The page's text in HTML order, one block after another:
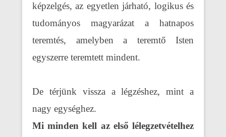
képzelgés, az egyetlen járható, logikus és
tudományos magyarázat a hatnapos
teremtés, amelyben a teremtő Isten
egyszerre teremtett mindent.
De térjünk vissza a légzéshez, mint a
nagy egységhez.
Mi minden kell az első lélegzetvételhez